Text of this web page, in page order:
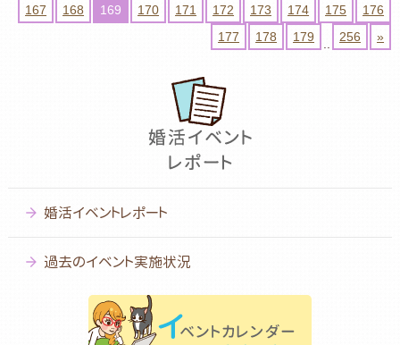
167
168 169 170 171 172 173 174 175
176
177
178 179 256 »
婚活イベントレポート
過去のイベント実施状況